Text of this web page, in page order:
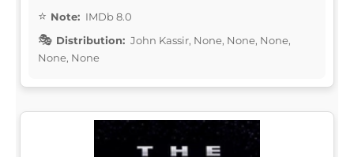
Note: IMDb 8.0
Distribution: John Kassir, None, None, None,
None, None